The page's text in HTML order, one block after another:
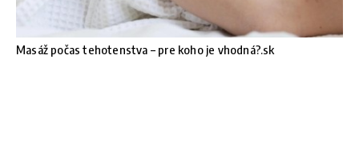
Masáž počas tehotenstva – pre koho je vhodná?.sk